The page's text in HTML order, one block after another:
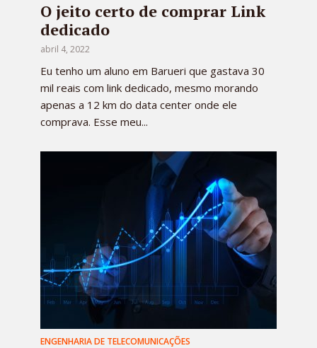
O jeito certo de comprar Link
dedicado
abril 4, 2022
Eu tenho um aluno em Barueri que gastava 30
mil reais com link dedicado, mesmo morando
apenas a 12 km do data center onde ele
comprava. Esse meu...
ENGENHARIA DE TELECOMUNICAÇÕES